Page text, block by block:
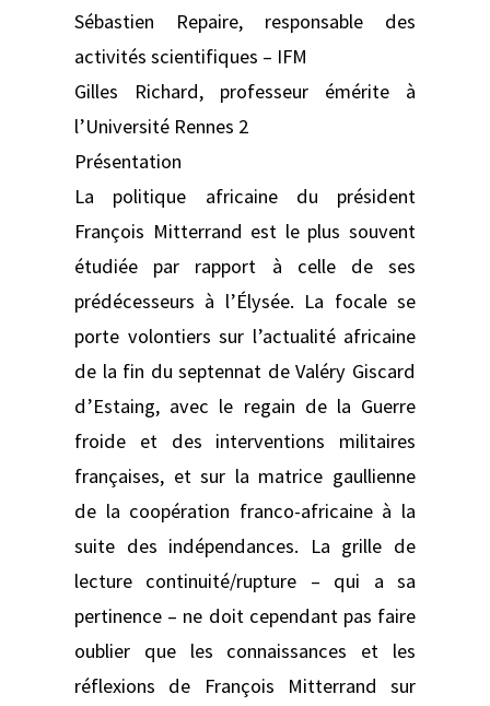
Sébastien Repaire, responsable des
activités scientifiques – IFM
Gilles Richard, professeur émérite à
l’Université Rennes 2
Présentation
La politique africaine du président
François Mitterrand est le plus souvent
étudiée par rapport à celle de ses
prédécesseurs à l’Élysée. La focale se
porte volontiers sur l’actualité africaine
de la fin du septennat de Valéry Giscard
d’Estaing, avec le regain de la Guerre
froide et des interventions militaires
françaises, et sur la matrice gaullienne
de la coopération franco-africaine à la
suite des indépendances. La grille de
lecture continuité/rupture – qui a sa
pertinence – ne doit cependant pas faire
oublier que les connaissances et les
réflexions de François Mitterrand sur